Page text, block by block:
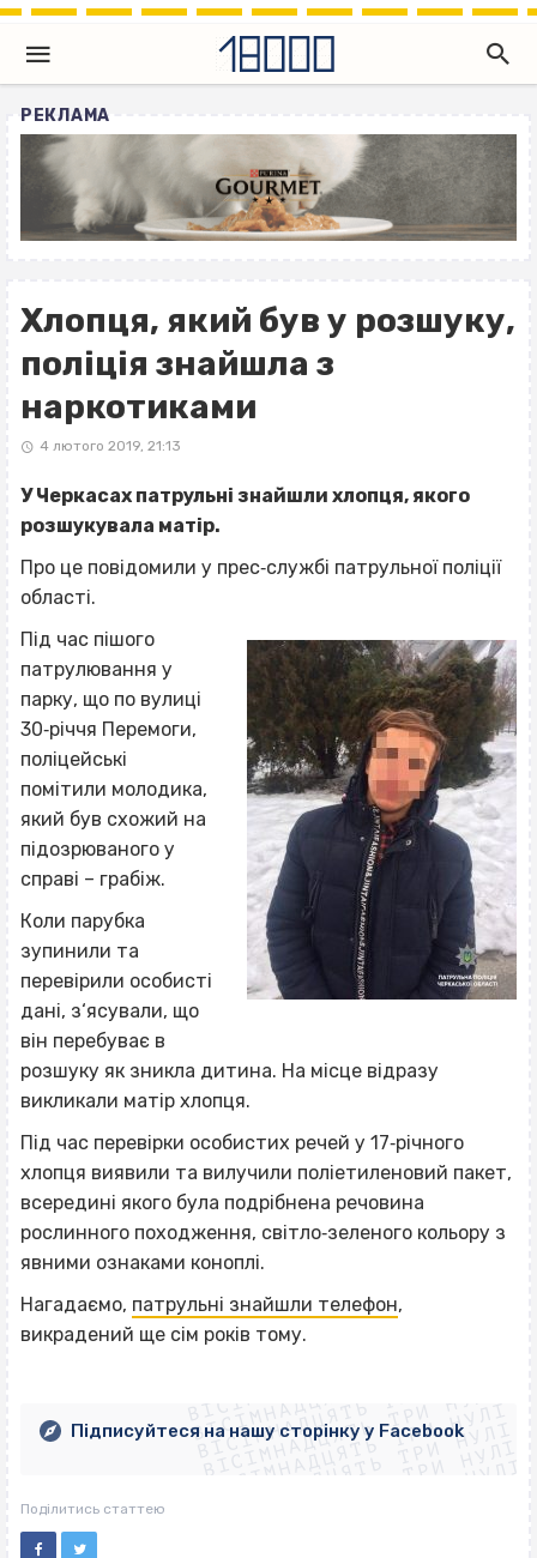
РЕКЛАМА
Хлопця, який був у розшуку,
поліція знайшла з
наркотиками
4 лютого 2019, 21:13
У Черкасах патрульні знайшли хлопця, якого
розшукувала матір.
Про це повідомили у прес‐службі патрульної поліції
області.
Під час пішого
патрулювання у
парку, що по вулиці
30‐річчя Перемоги,
поліцейські
помітили молодика,
який був схожий на
підозрюваного у
справі – грабіж.
Коли парубка
зупинили та
перевірили особисті
дані, з‘ясували, що
він перебуває в
розшуку як зникла дитина. На місце відразу
викликали матір хлопця.
Під час перевірки особистих речей у 17‐річного
хлопця виявили та вилучили поліетиленовий пакет,
всередині якого була подрібнена речовина
рослинного походження, світло‐зеленого кольору з
явними ознаками коноплі.
Нагадаємо, патрульні знайшли телефон,
викрадений ще сім років тому.ВІСІМНАДЦЯТЬ ТРИ НУЛІ
ВІСІМНАДЦЯТЬ ТРИ НУЛІ
ВІСІМНАДЦЯТЬ ТРИ НУЛІ
ВІСІМНАДЦЯТЬ ТРИ НУЛІ
ВІСІМНАДЦЯТЬ ТРИ НУЛІ
ВІСІМНАДЦЯТЬ ТРИ НУЛІ
ВІСІМНАДЦЯТЬ ТРИ НУЛІ
ВІСІМНАДЦЯТЬ ТРИ НУЛІ
Підписуйтеся на нашу сторінку у Facebook
Поділитись статтею